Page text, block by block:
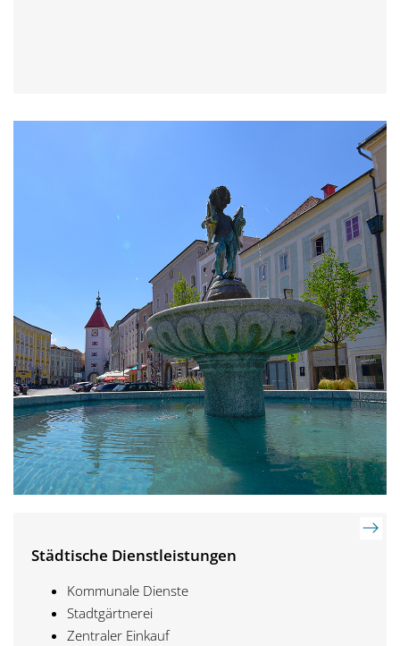
Städtische Dienstleistungen
Kommunale Dienste
Stadtgärtnerei
Zentraler Einkauf